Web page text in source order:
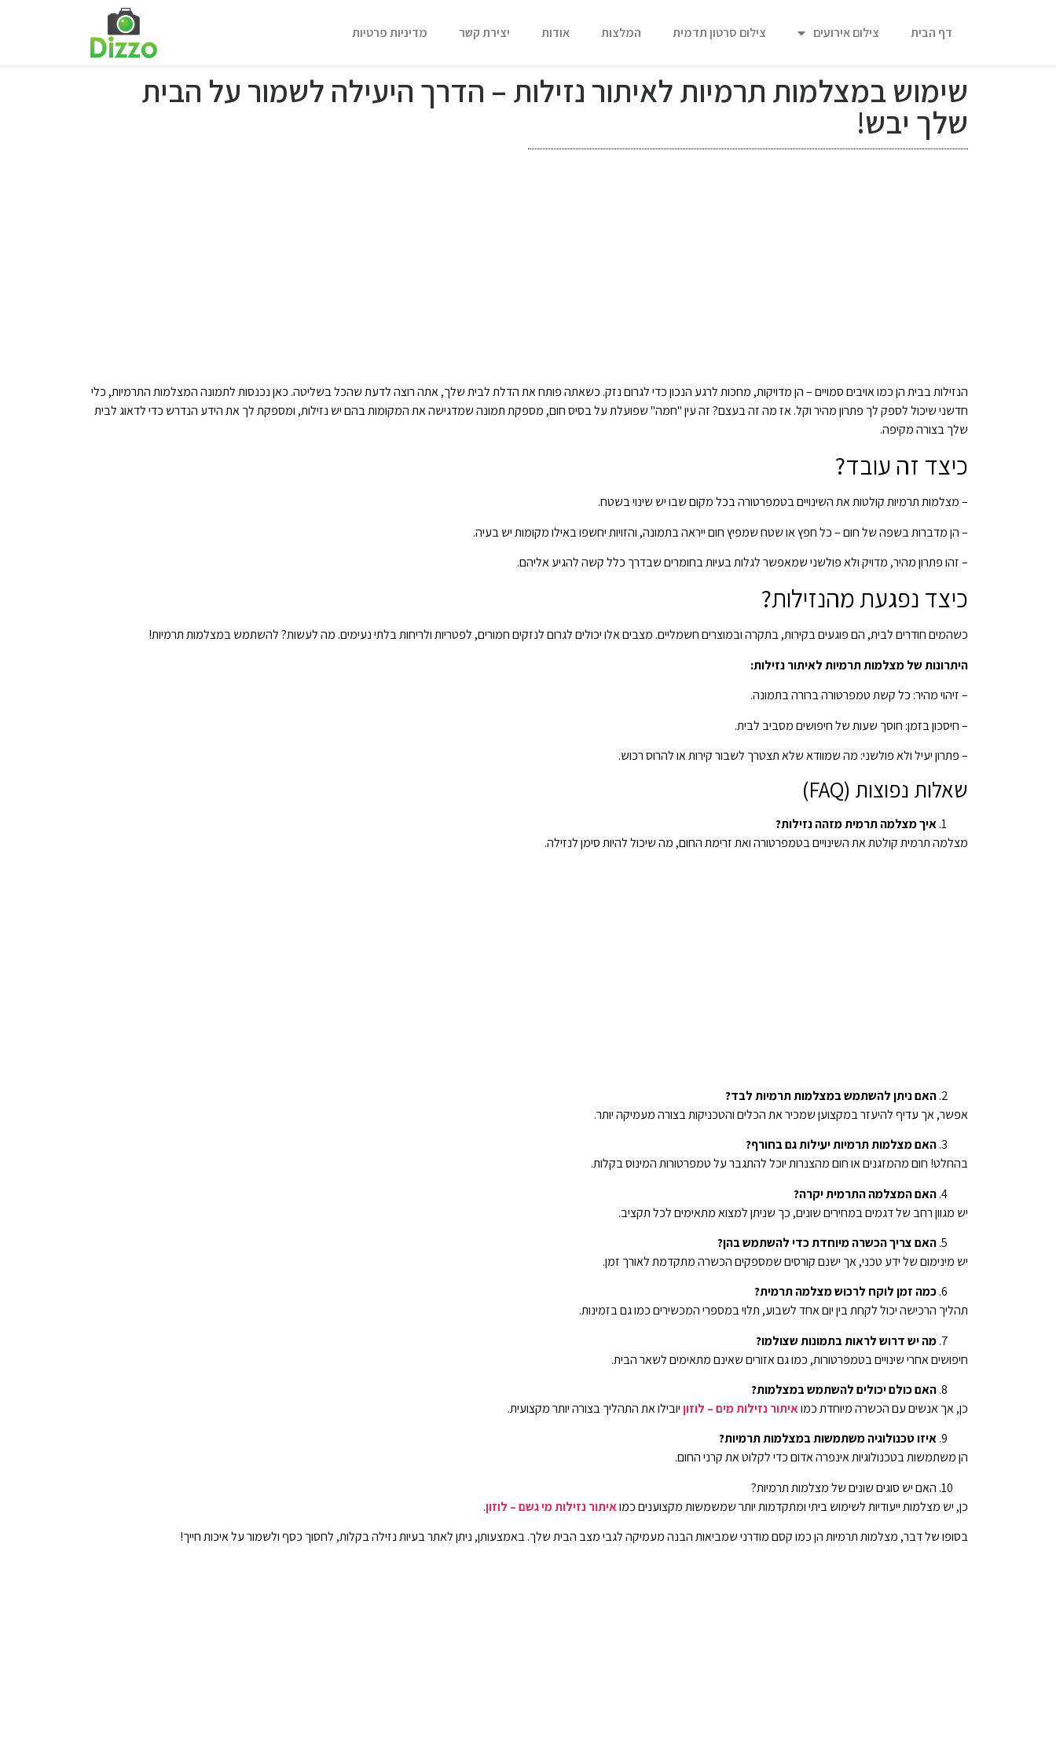
דף הבית צילום אירועים צילום סרטון תדמית המלצות אודות יצירת קשר מדיניות פרטיות
שימוש במצלמות תרמיות לאיתור נזילות – הדרך היעילה לשמור על הבית
שלך יבש!
הנזילות בבית הן כמו אויבים סמויים – הן מדויקות, מחכות לרגע הנכון כדי לגרום נזק. כשאתה פותח את הדלת לבית שלך, אתה רוצה לדעת שהכל בשליטה. כאן נכנסות לתמונה המצלמות התרמיות, כלי
חדשני שיכול לספק לך פתרון מהיר וקל. אז מה זה בעצם? זה עין "חמה" שפועלת על בסיס חום, מספקת תמונה שמדגישה את המקומות בהם יש נזילות, ומספקת לך את הידע הנדרש כדי לדאוג לבית
שלך בצורה מקיפה.
כיצד זה עובד?
– מצלמות תרמיות קולטות את השינויים בטמפרטורה בכל מקום שבו יש שינוי בשטח.
– הן מדברות בשפה של חום – כל חפץ או שטח שמפיץ חום ייראה בתמונה, והזויות יחשפו באילו מקומות יש בעיה.
– זהו פתרון מהיר, מדויק ולא פולשני שמאפשר לגלות בעיות בחומרים שבדרך כלל קשה להגיע אליהם.
כיצד נפגעת מהנזילות?
כשהמים חודרים לבית, הם פוגעים בקירות, בתקרה ובמוצרים חשמליים. מצבים אלו יכולים לגרום לנזקים חמורים, לפטריות ולריחות בלתי נעימים. מה לעשות? להשתמש במצלמות תרמיות!
היתרונות של מצלמות תרמיות לאיתור נזילות:
– זיהוי מהיר: כל קשת טמפרטורה ברורה בתמונה.
– חיסכון בזמן: חוסך שעות של חיפושים מסביב לבית.
– פתרון יעיל ולא פולשני: מה שמוודא שלא תצטרך לשבור קירות או להרוס רכוש.
שאלות נפוצות (FAQ)
איך מצלמה תרמית מזהה נזילות?
מצלמה תרמית קולטת את השינויים בטמפרטורה ואת זרימת החום, מה שיכול להיות סימן לנזילה.
האם ניתן להשתמש במצלמות תרמיות לבד?
אפשר, אך עדיף להיעזר במקצוען שמכיר את הכלים והטכניקות בצורה מעמיקה יותר.
האם מצלמות תרמיות יעילות גם בחורף?
בהחלט! חום מהמזגנים או חום מהצנרות יוכל להתגבר על טמפרטורות המינוס בקלות.
האם המצלמה התרמית יקרה?
יש מגוון רחב של דגמים במחירים שונים, כך שניתן למצוא מתאימים לכל תקציב.
האם צריך הכשרה מיוחדת כדי להשתמש בהן?
יש מינימום של ידע טכני, אך ישנם קורסים שמספקים הכשרה מתקדמת לאורך זמן.
כמה זמן לוקח לרכוש מצלמה תרמית?
תהליך הרכישה יכול לקחת בין יום אחד לשבוע, תלוי במספרי המכשירים כמו גם בזמינות.
מה יש דרוש לראות בתמונות שצולמו?
חיפושים אחרי שינויים בטמפרטורות, כמו גם אזורים שאינם מתאימים לשאר הבית.
האם כולם יכולים להשתמש במצלמות?
כן, אך אנשים עם הכשרה מיוחדת כמואיתור נזילות מים – לוזוןיובילו את התהליך בצורה יותר מקצועית.
איזו טכנולוגיה משתמשות במצלמות תרמיות?
הן משתמשות בטכנולוגיות אינפרה אדום כדי לקלוט את קרני החום.
האם יש סוגים שונים של מצלמות תרמיות?
כן, יש מצלמות ייעודיות לשימוש ביתי ומתקדמות יותר שמשמשות מקצוענים כמואיתור נזילות מי גשם – לוזון.
בסופו של דבר, מצלמות תרמיות הן כמו קסם מודרני שמביאות הבנה מעמיקה לגבי מצב הבית שלך. באמצעותן, ניתן לאתר בעיות נזילה בקלות, לחסוך כסף ולשמור על איכות חייך!